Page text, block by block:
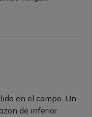
en el campo. Un
de inferior